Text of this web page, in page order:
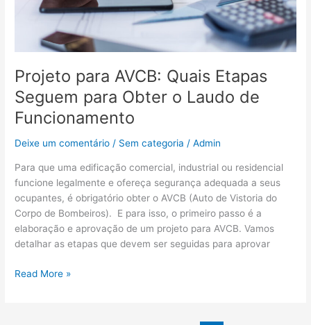
Projeto para AVCB: Quais Etapas
Seguem para Obter o Laudo de
Funcionamento
Deixe um comentário / Sem categoria /Admin
Para que uma edificação comercial, industrial ou residencial
funcione legalmente e ofereça segurança adequada a seus
ocupantes, é obrigatório obter o AVCB (Auto de Vistoria do
Corpo de Bombeiros). E para isso, o primeiro passo é a
elaboração e aprovação de um projeto para AVCB. Vamos
detalhar as etapas que devem ser seguidas para aprovar
Laudo
Funcionamento
Read More »